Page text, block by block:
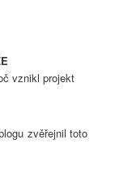
vznikl projekt
zvěřejnil toto